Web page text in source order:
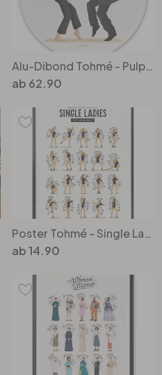
Alu-Dibond Tohmé - Pulp Fiction - Rund
ab 62.90
Poster Tohmé - Single Ladies
ab14.90